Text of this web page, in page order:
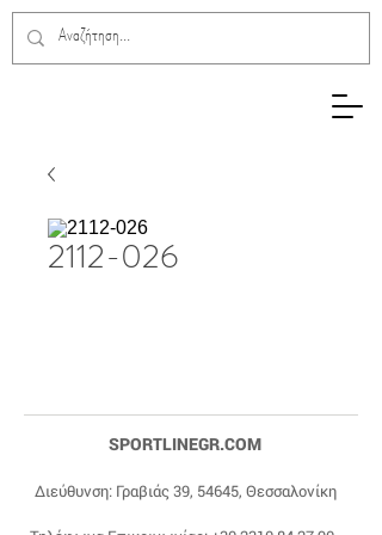
2112-026
SPORTLINEGR.COM
Διεύθυνση: Γραβιάς 39, 54645, Θεσσαλονίκη